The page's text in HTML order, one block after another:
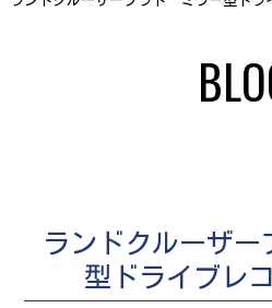
ランドクルーザ
型ドライブレ